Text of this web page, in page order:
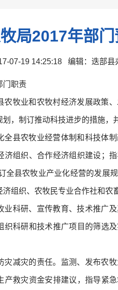
局2017年部
07-19 14:25:18 编辑：迭部县
门职责
农牧业和农牧村经济发展政策
，制订推动科技进步的措施，
全县农牧业经营体制和科技体
济组织、合作经济组织建设；
全县农牧业产业化经营的发展
组织、农牧民专业合作社和农
业科研、宣传教育、技术推广
织科研和技术推广项目的筛选
灾减灾的责任。监测、发布农
产救灾资金安排建议，指导紧